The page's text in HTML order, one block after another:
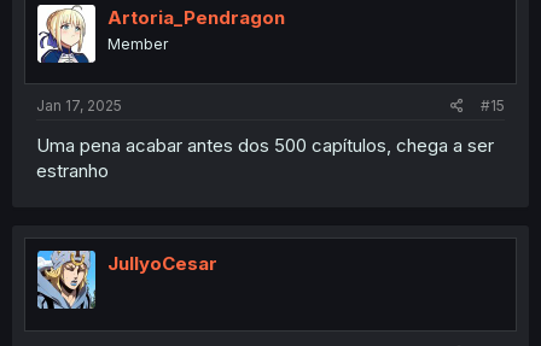
Artoria_Pendragon
Member
Jan 17, 2025 #15
Uma pena acabar antes dos 500 capítulos, chega a ser
estranho
JullyoCesar